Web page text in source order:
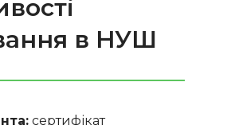
в НУШ
сертифікат